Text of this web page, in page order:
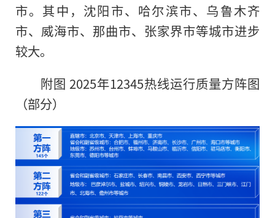
市。其中，沈阳市、哈尔滨市、乌鲁木齐
市、威海市、那曲市、张家界市等城市进步
较大。
附图 2025年12345热线运行质量方阵图
（部分）